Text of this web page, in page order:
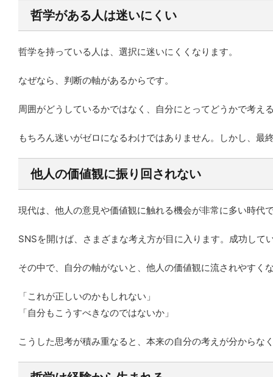
哲学がある人は迷いにくい
哲学を持っている人は、選択に迷いにくくなります。
なぜなら、判断の軸があるからです。
周囲がどうしているかではなく、自分にとってどうかで考え
もちろん迷いがゼロになるわけではありません。しかし、
他人の価値観に振り回されない
現代は、他人の意見や価値観に触れる機会が非常に多い時代
SNSを開けば、さまざまな考え方が目に入ります。成功して
その中で、自分の軸がないと、他人の価値観に流されやすく
「これが正しいのかもしれない」
「自分もこうすべきなのではないか」
こうした思考が積み重なると、本来の自分の考えが分からな